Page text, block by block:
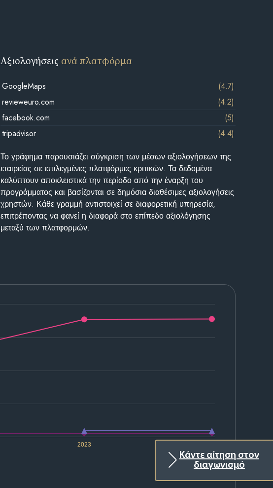
Κάντε αίτηση στον
διαγωνισμό
Αξιολογήσεις ανά πλατφόρμα
GoogleMaps
(4.7)
revieweuro.com
(4.2)
facebook.com
(5)
tripadvisor
(4.4)
Το γράφημα παρουσιάζει σύγκριση των μέσων αξιολογήσεων της
εταιρείας σε επιλεγμένες πλατφόρμες κριτικών. Τα δεδομένα
καλύπτουν αποκλειστικά την περίοδο από την έναρξη του
προγράμματος και βασίζονται σε δημόσια διαθέσιμες αξιολογήσεις
χρηστών. Κάθε γραμμή αντιστοιχεί σε διαφορετική υπηρεσία,
επιτρέποντας να φανεί η διαφορά στο επίπεδο αξιολόγησης
μεταξύ των πλατφορμών.
2023